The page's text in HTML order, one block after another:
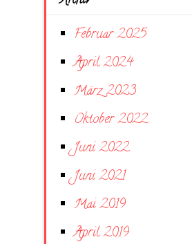
Februar 2025
April 2024
März 2023
Oktober 2022
Juni 2022
Juni 2021
Mai 2019
April 2019